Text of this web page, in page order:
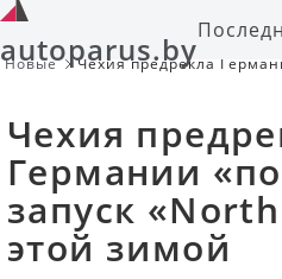
autoparus.by
Новые
Чехия предрекла
Чехия
Германии
запуск
этой зимой